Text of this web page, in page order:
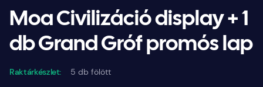
Moa Civilizáció display + 1
db Grand Gróf promós lap
Raktárkészlet: 5 db fölött